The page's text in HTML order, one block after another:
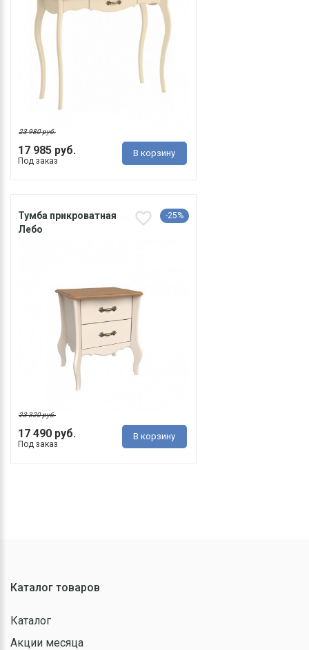
17 985 руб.
23 980 руб.
Под заказ
В корзину
Тумба прикроватная
Лебо
-25%
17 490 руб.
23 320 руб.
Под заказ
В корзину
Каталог товаров
Каталог
Акции месяца